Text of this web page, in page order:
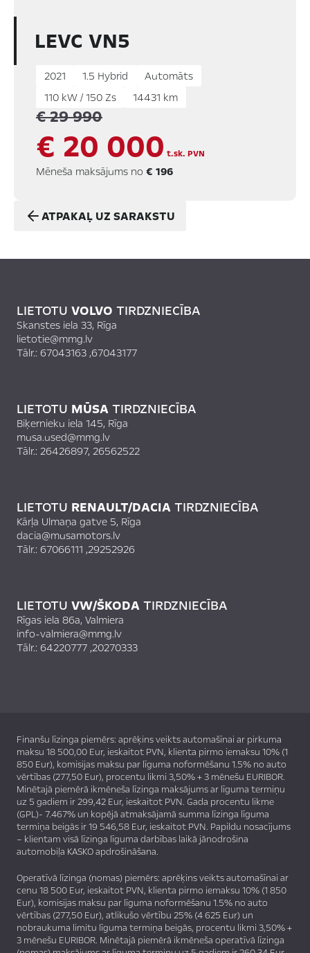
LEVC VN5
2021 1.5 Hybrid
Automāts
110 kW / 150 Zs
14431 km
€ 29 990
€ 20 000t.sk. PVN
Mēneša maksājums no € 196
ATPAKAĻ UZ SARAKSTU
LIETOTU VOLVO TIRDZNIECĪBA
Skanstes iela 33, Rīga
lietotie@mmg.lv
Tālr.: 67043163 ,67043177
LIETOTU MŪSATIRDZNIECĪBA
Biķernieku iela 145, Rīga
musa.used@mmg.lv
Tālr.: 26426897, 26562522
LIETOTU RENAULT/DACIATIRDZNIECĪBA
Kārļa Ulmaņa gatve 5, Rīga
dacia@musamotors.lv
Tālr.: 67066111 ,29252926
LIETOTU VW/ŠKODATIRDZNIECĪBA
Rīgas iela 86a, Valmiera
info-valmiera@mmg.lv
Tālr.: 64220777 ,20270333
Finanšu līzinga piemērs: aprēķins veikts automašīnai ar pirkuma
maksu 18 500,00 Eur, ieskaitot PVN, klienta pirmo iemaksu 10% (1
850 Eur), komisijas maksu par līguma noformēšanu 1.5% no auto
vērtības (277,50 Eur), procentu likmi 3,50% + 3 mēnešu EURIBOR.
Minētajā piemērā ikmēneša līzinga maksājums ar līguma termiņu
uz 5 gadiem ir 299,42 Eur, ieskaitot PVN. Gada procentu likme
(GPL)- 7.467% un kopējā atmaksājamā summa līzinga līguma
termiņa beigās ir 19 546,58 Eur, ieskaitot PVN. Papildu nosacījums
– klientam visā līzinga līguma darbības laikā jānodrošina
automobiļa KASKO apdrošināšana.
Operatīvā līzinga (nomas) piemērs: aprēķins veikts automašīnai ar
cenu 18 500 Eur, ieskaitot PVN, klienta pirmo iemaksu 10% (1 850
Eur), komisijas maksu par līguma noformēšanu 1.5% no auto
vērtības (277,50 Eur), atlikušo vērtību 25% (4 625 Eur) un
nobraukuma limitu līguma termiņa beigās, procentu likmi 3,50% +
3 mēnešu EURIBOR. Minētajā piemērā ikmēneša operatīvā līzinga